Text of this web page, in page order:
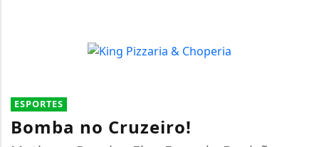
ESPORTES
Bomba no Cruzeiro!